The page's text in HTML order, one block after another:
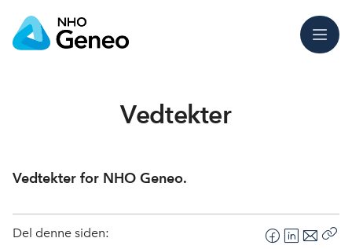
Meny
Vedtekter
Vedtekter for NHO Geneo.
Del denne siden:
F
L
E